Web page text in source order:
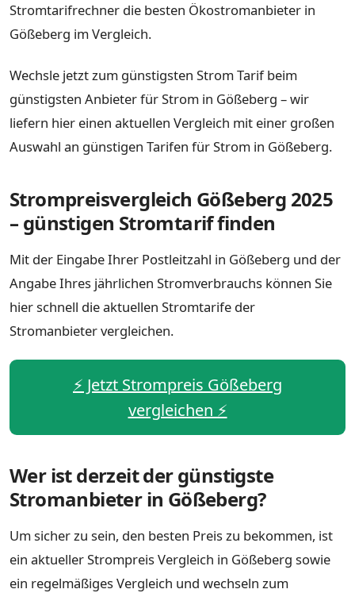
Stromtarifrechner die besten Ökostromanbieter in
Gößeberg im Vergleich.
Wechsle jetzt zum günstigsten Strom Tarif beim
günstigsten Anbieter für Strom in Gößeberg – wir
liefern hier einen aktuellen Vergleich mit einer großen
Auswahl an günstigen Tarifen für Strom in Gößeberg.
Strompreisvergleich Gößeberg 2025
– günstigen Stromtarif finden
Mit der Eingabe Ihrer Postleitzahl in Gößeberg und der
Angabe Ihres jährlichen Stromverbrauchs können Sie
hier schnell die aktuellen Stromtarife der
Stromanbieter vergleichen.
⚡️ Jetzt Strompreis Gößeberg
vergleichen ⚡️
Wer ist derzeit der günstigste
Stromanbieter in Gößeberg?
Um sicher zu sein, den besten Preis zu bekommen, ist
ein aktueller Strompreis Vergleich in Gößeberg sowie
ein regelmäßiges Vergleich und wechseln zum